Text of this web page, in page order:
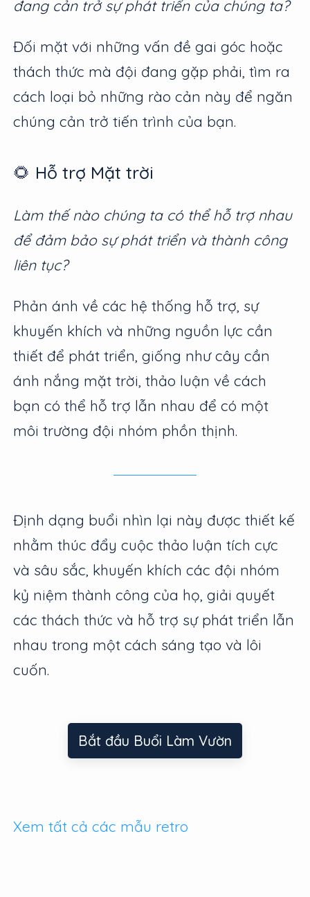
đang cản trở sự phát triển của chúng ta?
Đối mặt với những vấn đề gai góc hoặc
thách thức mà đội đang gặp phải, tìm ra
cách loại bỏ những rào cản này để ngăn
chúng cản trở tiến trình của bạn.
🌻 Hỗ trợ Mặt trời
Làm thế nào chúng ta có thể hỗ trợ nhau
để đảm bảo sự phát triển và thành công
liên tục?
Phản ánh về các hệ thống hỗ trợ, sự
khuyến khích và những nguồn lực cần
thiết để phát triển, giống như cây cần
ánh nắng mặt trời, thảo luận về cách
bạn có thể hỗ trợ lẫn nhau để có một
môi trường đội nhóm phồn thịnh.
Định dạng buổi nhìn lại này được thiết kế
nhằm thúc đẩy cuộc thảo luận tích cực
và sâu sắc, khuyến khích các đội nhóm
kỷ niệm thành công của họ, giải quyết
các thách thức và hỗ trợ sự phát triển lẫn
nhau trong một cách sáng tạo và lôi
cuốn.
Bắt đầu Buổi Làm Vườn
Xem tất cả các mẫu retro